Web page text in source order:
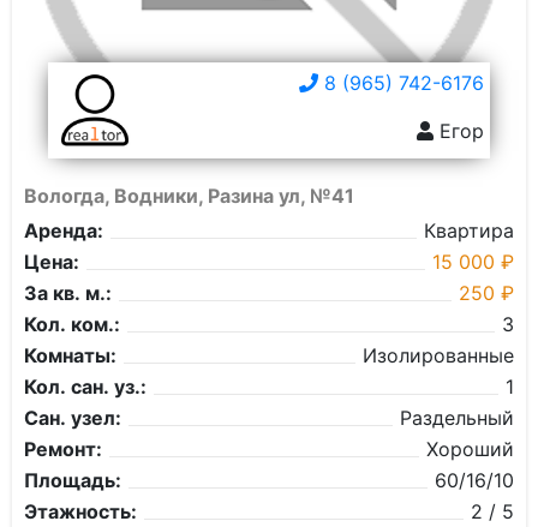
8 (965) 742-6176
Егор
Вологда, Водники, Разина ул, №41
Аренда:
Квартира
Цена:
15 000 ₽
За кв. м.:
250 ₽
Кол. ком.:
3
Комнаты:
Изолированные
Кол. сан. уз.:
1
Сан. узел:
Раздельный
Ремонт:
Хороший
Площадь:
60/16/10
Этажность:
2 / 5